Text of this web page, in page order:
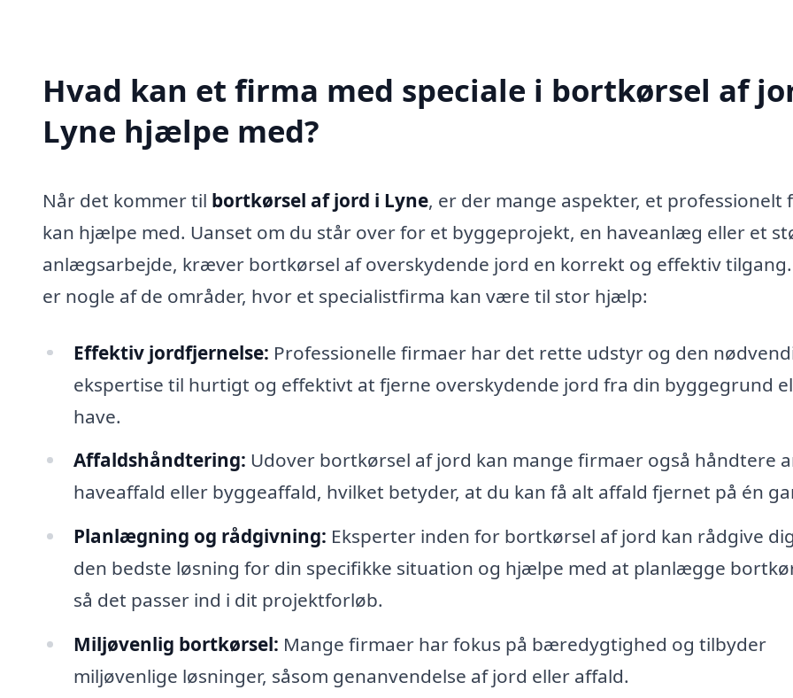
Hvad kan et firma med speciale i bortkørsel af
Lyne hjælpe med?
Når det kommer til bortkørsel af jord i Lyne, er der mange aspekter, et professionelt
kan hjælpe med. Uanset om du står over for et byggeprojekt, en haveanlæg eller et
anlægsarbejde, kræver bortkørsel af overskydende jord en korrekt og effektiv
er nogle af de områder, hvor et specialistfirma kan være til stor hjælp:
Effektiv jordfjernelse: Professionelle firmaer har det rette udstyr og den
ekspertise til hurtigt og effektivt at fjerne overskydende jord fra din byggegrund
have.
Affaldshåndtering: Udover bortkørsel af jord kan mange firmaer også håndtere
haveaffald eller byggeaffald, hvilket betyder, at du kan få alt affald fjernet på én
Planlægning og rådgivning: Eksperter inden for bortkørsel af jord kan rådgive
den bedste løsning for din specifikke situation og hjælpe med at planlægge
så det passer ind i dit projektforløb.
Miljøvenlig bortkørsel: Mange firmaer har fokus på bæredygtighed og tilbyder
miljøvenlige løsninger, såsom genanvendelse af jord eller affald.